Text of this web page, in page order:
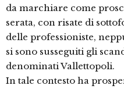
da marchiare come
serata, con risate di
delle professioniste,
si sono susseguiti gli
denominati Vallettopoli.
In tale contesto ha